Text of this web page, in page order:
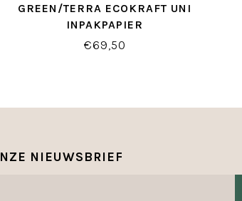
GREEN/TERRA ECOKRAFT UNI
INPAKPAPIER
€69,50
NIEUWSBRIEF